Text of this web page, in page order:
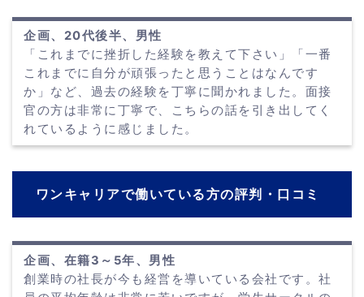
企画、20代後半、男性
「これまでに挫折した経験を教えて下さい」「一番
これまでに自分が頑張ったと思うことはなんです
か」など、過去の経験を丁寧に聞かれました。面接
官の方は非常に丁寧で、こちらの話を引き出してく
れているように感じました。
ワンキャリアで働いている方の評判・口コミ
企画、在籍3～5年、男性
創業時の社長が今も経営を導いている会社です。社